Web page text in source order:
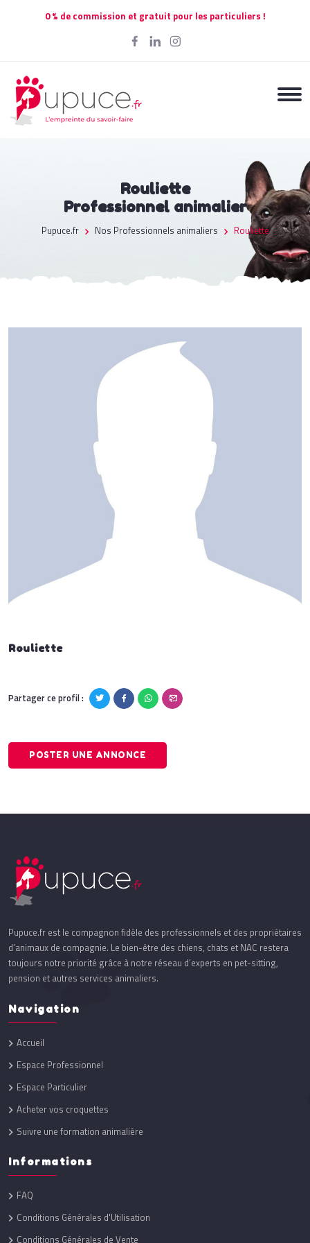
0 % de commission et gratuit pour les particuliers !
Rouliette
Professionnel animalier
Pupuce.fr Nos Professionnels animaliers Rouliette
Rouliette
Partager ce profil :
POSTER UNE ANNONCE
Pupuce.fr est le compagnon fidèle des professionnels et des propriétaires
d’animaux de compagnie. Le bien-être des chiens, chats et NAC restera
toujours notre priorité grâce à notre réseau d’experts en pet-sitting,
pension et autres services animaliers.
Navigation
Accueil
Espace Professionnel
Espace Particulier
Acheter vos croquettes
Suivre une formation animalière
Informations
FAQ
Conditions Générales d'Utilisation
Conditions Générales de Vente